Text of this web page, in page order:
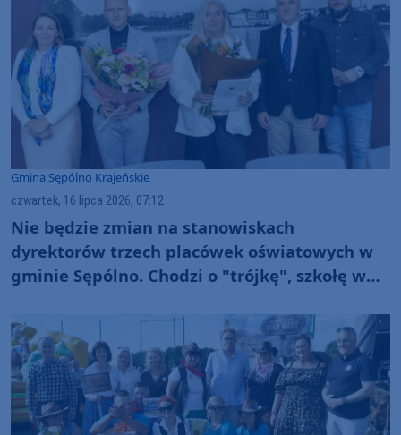
Gmina Sępólno Krajeńskie
czwartek, 16 lipca 2026, 07:12
Nie będzie zmian na stanowiskach
dyrektorów trzech placówek oświatowych w
gminie Sępólno. Chodzi o "trójkę", szkołę w